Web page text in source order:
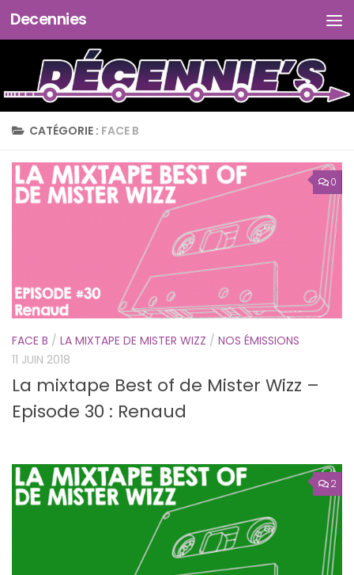
Skip to content
Decennies
CATÉGORIE : FACE B
0
FACE B / LA MIXTAPE DE MISTER WIZZ / NOS ÉMISSIONS
11 JUIN 2018
La mixtape Best of de Mister Wizz –
Episode 30 : Renaud
2